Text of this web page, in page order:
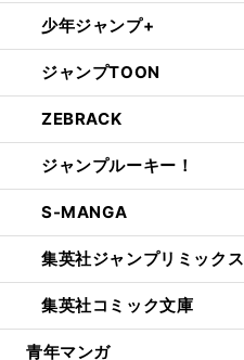
少年ジャンプ+
ジャンプTOON
ZEBRACK
ジャンプルーキー！
S-MANGA
集英社ジャンプリミックス
集英社コミック文庫
青年マンガ